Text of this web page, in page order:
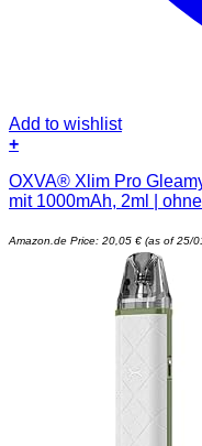
Add to wishlist
+
OXVA® Xlim Pro
mit 1000mAh, 2ml |
Amazon.de Price: 20,05 € (as of 25/